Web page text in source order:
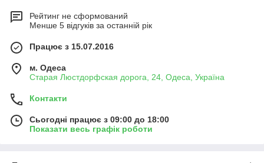
Рейтинг не сформований
Менше 5 відгуків за останній рік
Працює з 15.07.2016
м. Одеса
Старая Люстдорфская дорога, 24, Одеса, Україна
Контакти
Сьогодні працює з 09:00 до 18:00
Показати весь графік роботи